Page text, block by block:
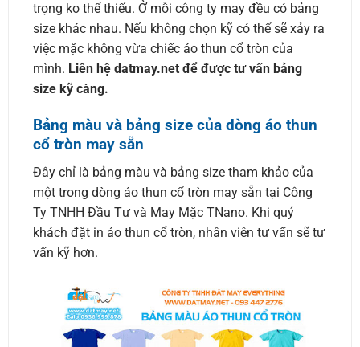
trọng ko thể thiếu. Ở mỗi công ty may đều có bảng
size khác nhau. Nếu không chọn kỹ có thể sẽ xảy ra
việc mặc không vừa chiếc áo thun cổ tròn của
mình. Liên hệ datmay.net để được tư vấn bảng
size kỹ càng.
Bảng màu và bảng size của dòng áo thun
cổ tròn may sẵn
Đây chỉ là bảng màu và bảng size tham khảo của
một trong dòng áo thun cổ tròn may sẵn tại Công
Ty TNHH Đầu Tư và May Mặc TNano. Khi quý
khách đặt in áo thun cổ tròn, nhân viên tư vấn sẽ tư
vấn kỹ hơn.